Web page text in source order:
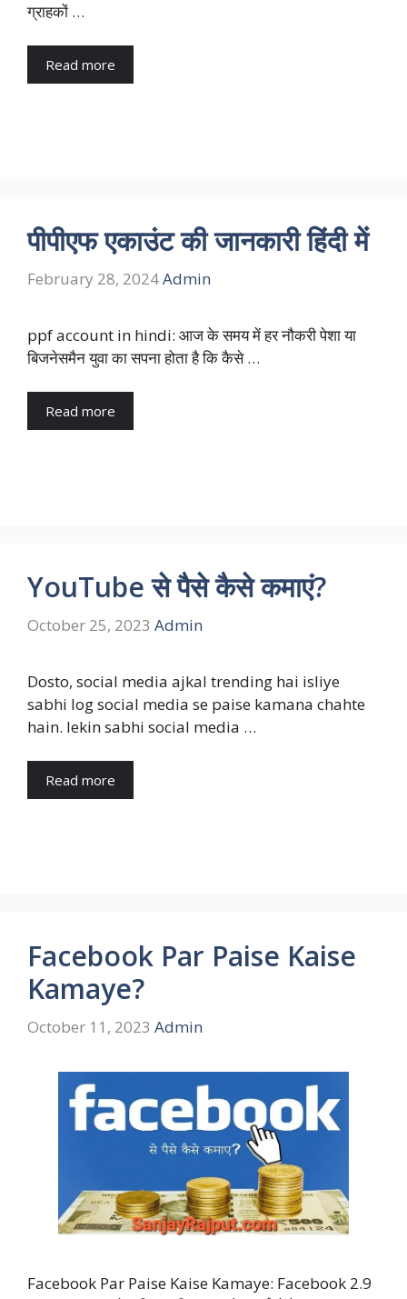
ग्राहकों …
Read more
पीपीएफ एकाउंट की जानकारी हिंदी में
February 28, 2024Admin
ppf account in hindi: आज के समय में हर नौकरी पेशा या
बिजनेसमैन युवा का सपना होता है कि कैसे …
Read more
YouTube से पैसे कैसे कमाएं?
October 25, 2023 Admin
Dosto, social media ajkal trending hai isliye
sabhi log social media se paise kamana chahte
hain. lekin sabhi social media …
Read more
Facebook Par Paise Kaise
Kamaye?
October 11, 2023 Admin
Facebook Par Paise Kaise Kamaye: Facebook 2.9